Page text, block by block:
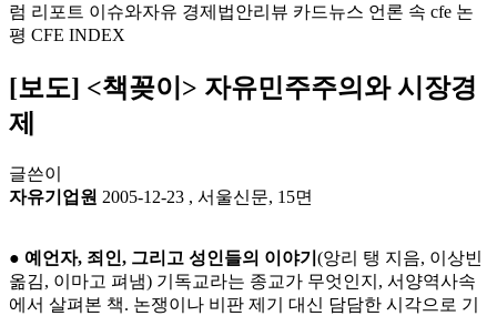
럼 리포트 이슈와자유 경제법안리뷰 카드뉴스 언론 속 cfe 논
평 CFE INDEX
[보도] <책꽂이> 자유민주주의와 시장경
제
글쓴이
자유기업원 2005-12-23 , 서울신문, 15면
● 예언자, 죄인, 그리고 성인들의 이야기 (앙리 탱 지음, 이상빈
옮김, 이마고 펴냄) 기독교라는 종교가 무엇인지, 서양역사속
에서 살펴본 책. 논쟁이나 비판 제기 대신 담담한 시각으로 기